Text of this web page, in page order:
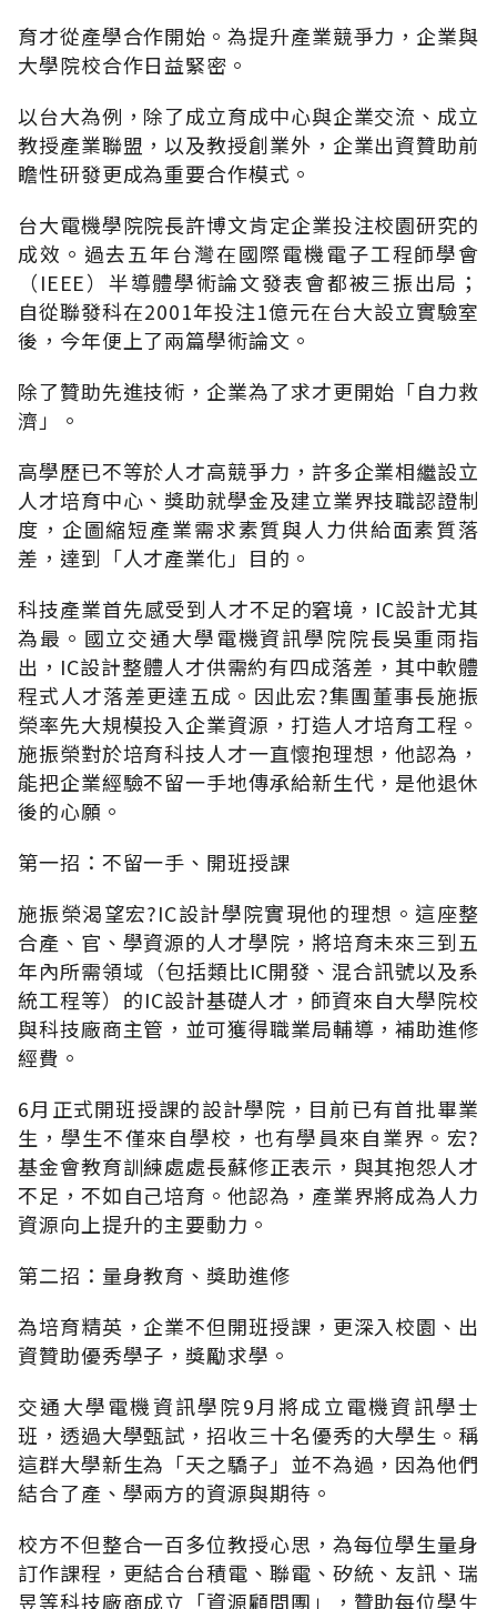
育才從產學合作開始。為提升產業競爭力，企業與
大學院校合作日益緊密。
以台大為例，除了成立育成中心與企業交流、成立
教授產業聯盟，以及教授創業外，企業出資贊助前
瞻性研發更成為重要合作模式。
台大電機學院院長許博文肯定企業投注校園研究的
成效。過去五年台灣在國際電機電子工程師學會
（IEEE）半導體學術論文發表會都被三振出局；
自從聯發科在2001年投注1億元在台大設立實驗室
後，今年便上了兩篇學術論文。
除了贊助先進技術，企業為了求才更開始「自力救
濟」。
高學歷已不等於人才高競爭力，許多企業相繼設立
人才培育中心、獎助就學金及建立業界技職認證制
度，企圖縮短產業需求素質與人力供給面素質落
差，達到「人才產業化」目的。
科技產業首先感受到人才不足的窘境，IC設計尤其
為最。國立交通大學電機資訊學院院長吳重雨指
出，IC設計整體人才供需約有四成落差，其中軟體
程式人才落差更達五成。因此宏?集團董事長施振
榮率先大規模投入企業資源，打造人才培育工程。
施振榮對於培育科技人才一直懷抱理想，他認為，
能把企業經驗不留一手地傳承給新生代，是他退休
後的心願。
第一招：不留一手、開班授課
施振榮渴望宏?IC設計學院實現他的理想。這座整
合產、官、學資源的人才學院，將培育未來三到五
年內所需領域（包括類比IC開發、混合訊號以及系
統工程等）的IC設計基礎人才，師資來自大學院校
與科技廠商主管，並可獲得職業局輔導，補助進修
經費。
6月正式開班授課的設計學院，目前已有首批畢業
生，學生不僅來自學校，也有學員來自業界。宏?
基金會教育訓練處處長蘇修正表示，與其抱怨人才
不足，不如自己培育。他認為，產業界將成為人力
資源向上提升的主要動力。
第二招：量身教育、獎助進修
為培育精英，企業不但開班授課，更深入校園、出
資贊助優秀學子，獎勵求學。
交通大學電機資訊學院9月將成立電機資訊學士
班，透過大學甄試，招收三十名優秀的大學生。稱
這群大學新生為「天之驕子」並不為過，因為他們
結合了產、學兩方的資源與期待。
校方不但整合一百多位教授心思，為每位學生量身
訂作課程，更結合台積電、聯電、矽統、友訊、瑞
昱等科技廠商成立「資源顧問團」，贊助每位學生